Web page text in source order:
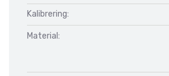
Kalibrering:
Material: